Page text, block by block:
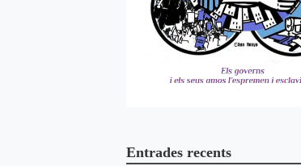
Entrades recents